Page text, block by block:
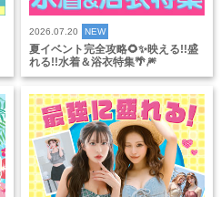
2026.07.20 NEW
夏イベント完全攻略🌻✨映える!!盛
れる!!水着＆浴衣特集🌴🎆